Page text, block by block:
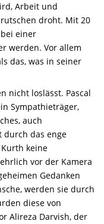
Arbeit und
droht. Mit 20
einer
werden. Vor allem
das, was in seiner
nicht loslässt. Pascal
Sympathieträger,
auch
durch das enge
keine
vor der Kamera
Gedanken
werden sie durch
diese von
Alireza Darvish, der